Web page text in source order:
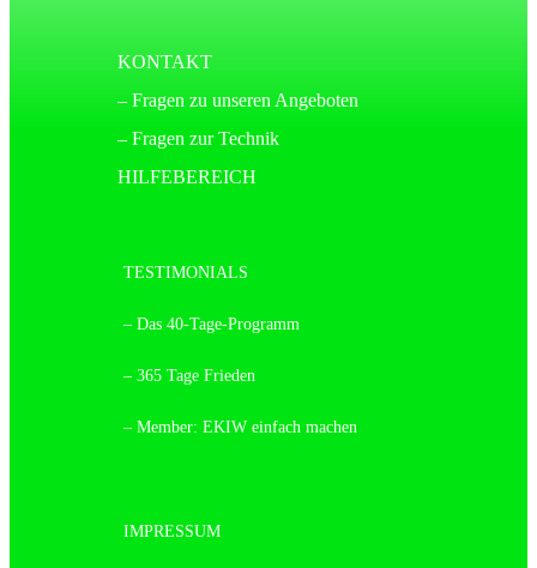
KONTAKT
– Fragen zu unseren Angeboten
– Fragen zur Technik
HILFEBEREICH
TESTIMONIALS
– Das 40-Tage-Programm
– 365 Tage Frieden
– Member: EKIW einfach machen
IMPRESSUM